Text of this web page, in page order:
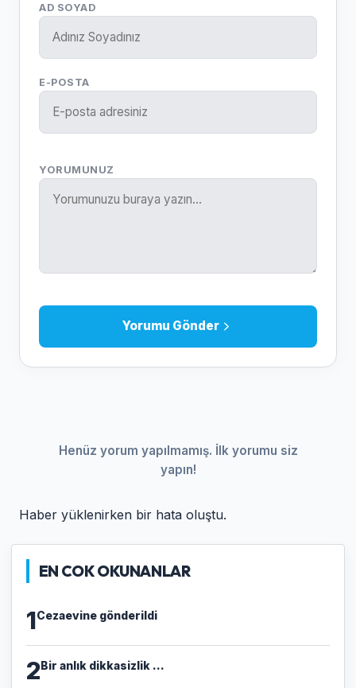
AD SOYAD
E-POSTA
YORUMUNUZ
Yorumu Gönder
Henüz yorum yapılmamış. İlk yorumu siz
yapın!
Haber yüklenirken bir hata oluştu.
EN COK OKUNANLAR
1Cezaevine gönderildi
2Bir anlık dikkasizlik ...